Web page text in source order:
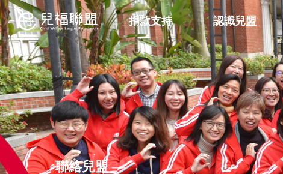
捐款支持 認識兒盟
聯絡兒盟 —